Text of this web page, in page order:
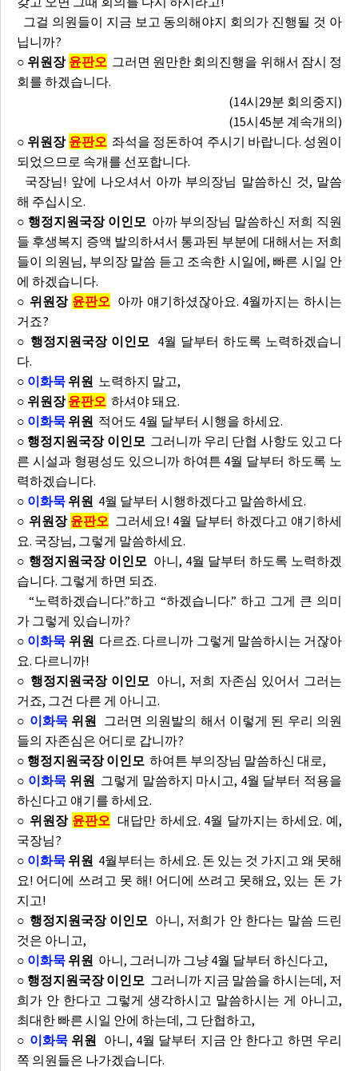
그걸 의원들이 지금 보고 동의해야지 회의가 진행될 것 아
닙니까?
○ 위원장 윤판오그러면 원만한 회의진행을 위해서 잠시 정
회를 하겠습니다.
(14시29분 회의중지)
(15시45분 계속개의)
○ 위원장 윤판오좌석을 정돈하여 주시기 바랍니다. 성원이
되었으므로 속개를 선포합니다.
국장님! 앞에 나오셔서 아까 부의장님 말씀하신 것, 말씀
해 주십시오.
○ 행정지원국장 이인모아까 부의장님 말씀하신 저희 직원
들 후생복지 증액 발의하셔서 통과된 부분에 대해서는 저희
들이 의원님, 부의장 말씀 듣고 조속한 시일에, 빠른 시일 안
에 하겠습니다.
○ 위원장 윤판오아까 얘기하셨잖아요. 4월까지는 하시는
거죠?
○ 행정지원국장 이인모 4월 달부터 하도록 노력하겠습니
다.
○ 이화묵 위원 노력하지 말고,
○ 위원장윤판오 하셔야 돼요.
○ 이화묵 위원 적어도 4월 달부터 시행을 하세요.
○ 행정지원국장 이인모그러니까 우리 단협 사항도 있고 다
른 시설과 형평성도 있으니까 하여튼 4월 달부터 하도록 노
력하겠습니다.
○ 이화묵 위원 4월 달부터 시행하겠다고 말씀하세요.
○ 위원장 윤판오 그러세요! 4월 달부터 하겠다고 얘기하세
요. 국장님, 그렇게 말씀하세요.
○ 행정지원국장 이인모 아니, 4월 달부터 하도록 노력하겠
습니다. 그렇게 하면 되죠.
“노력하겠습니다.”하고 “하겠습니다.” 하고 그게 큰 의미
가 그렇게 있습니까?
○ 이화묵 위원 다르죠. 다르니까 그렇게 말씀하시는 거잖아
요. 다르니까!
○ 행정지원국장 이인모아니, 저희 자존심 있어서 그러는
거죠, 그건 다른 게 아니고.
○ 이화묵위원 그러면 의원발의 해서 이렇게 된 우리 의원
들의 자존심은 어디로 갑니까?
○ 행정지원국장 이인모 하여튼 부의장님 말씀하신 대로,
○ 이화묵 위원 그렇게 말씀하지 마시고, 4월 달부터 적용을
하신다고 얘기를 하세요.
○ 위원장 윤판오대답만 하세요. 4월 달까지는 하세요. 예,
국장님?
○ 이화묵 위원 4월부터는 하세요. 돈 있는 것 가지고 왜 못해
요! 어디에 쓰려고 못 해! 어디에 쓰려고 못해요, 있는 돈 가
지고!
○ 행정지원국장 이인모 아니, 저희가 안 한다는 말씀 드린
것은 아니고,
○ 이화묵 위원 아니, 그러니까 그냥 4월 달부터 하신다고,
○ 행정지원국장 이인모 그러니까 지금 말씀을 하시는데, 저
희가 안 한다고 그렇게 생각하시고 말씀하시는 게 아니고,
최대한 빠른 시일 안에 하는데, 그 단협하고,
○ 이화묵위원 아니, 4월 달부터 지금 안 한다고 하면 우리
쪽 의원들은 나가겠습니다.